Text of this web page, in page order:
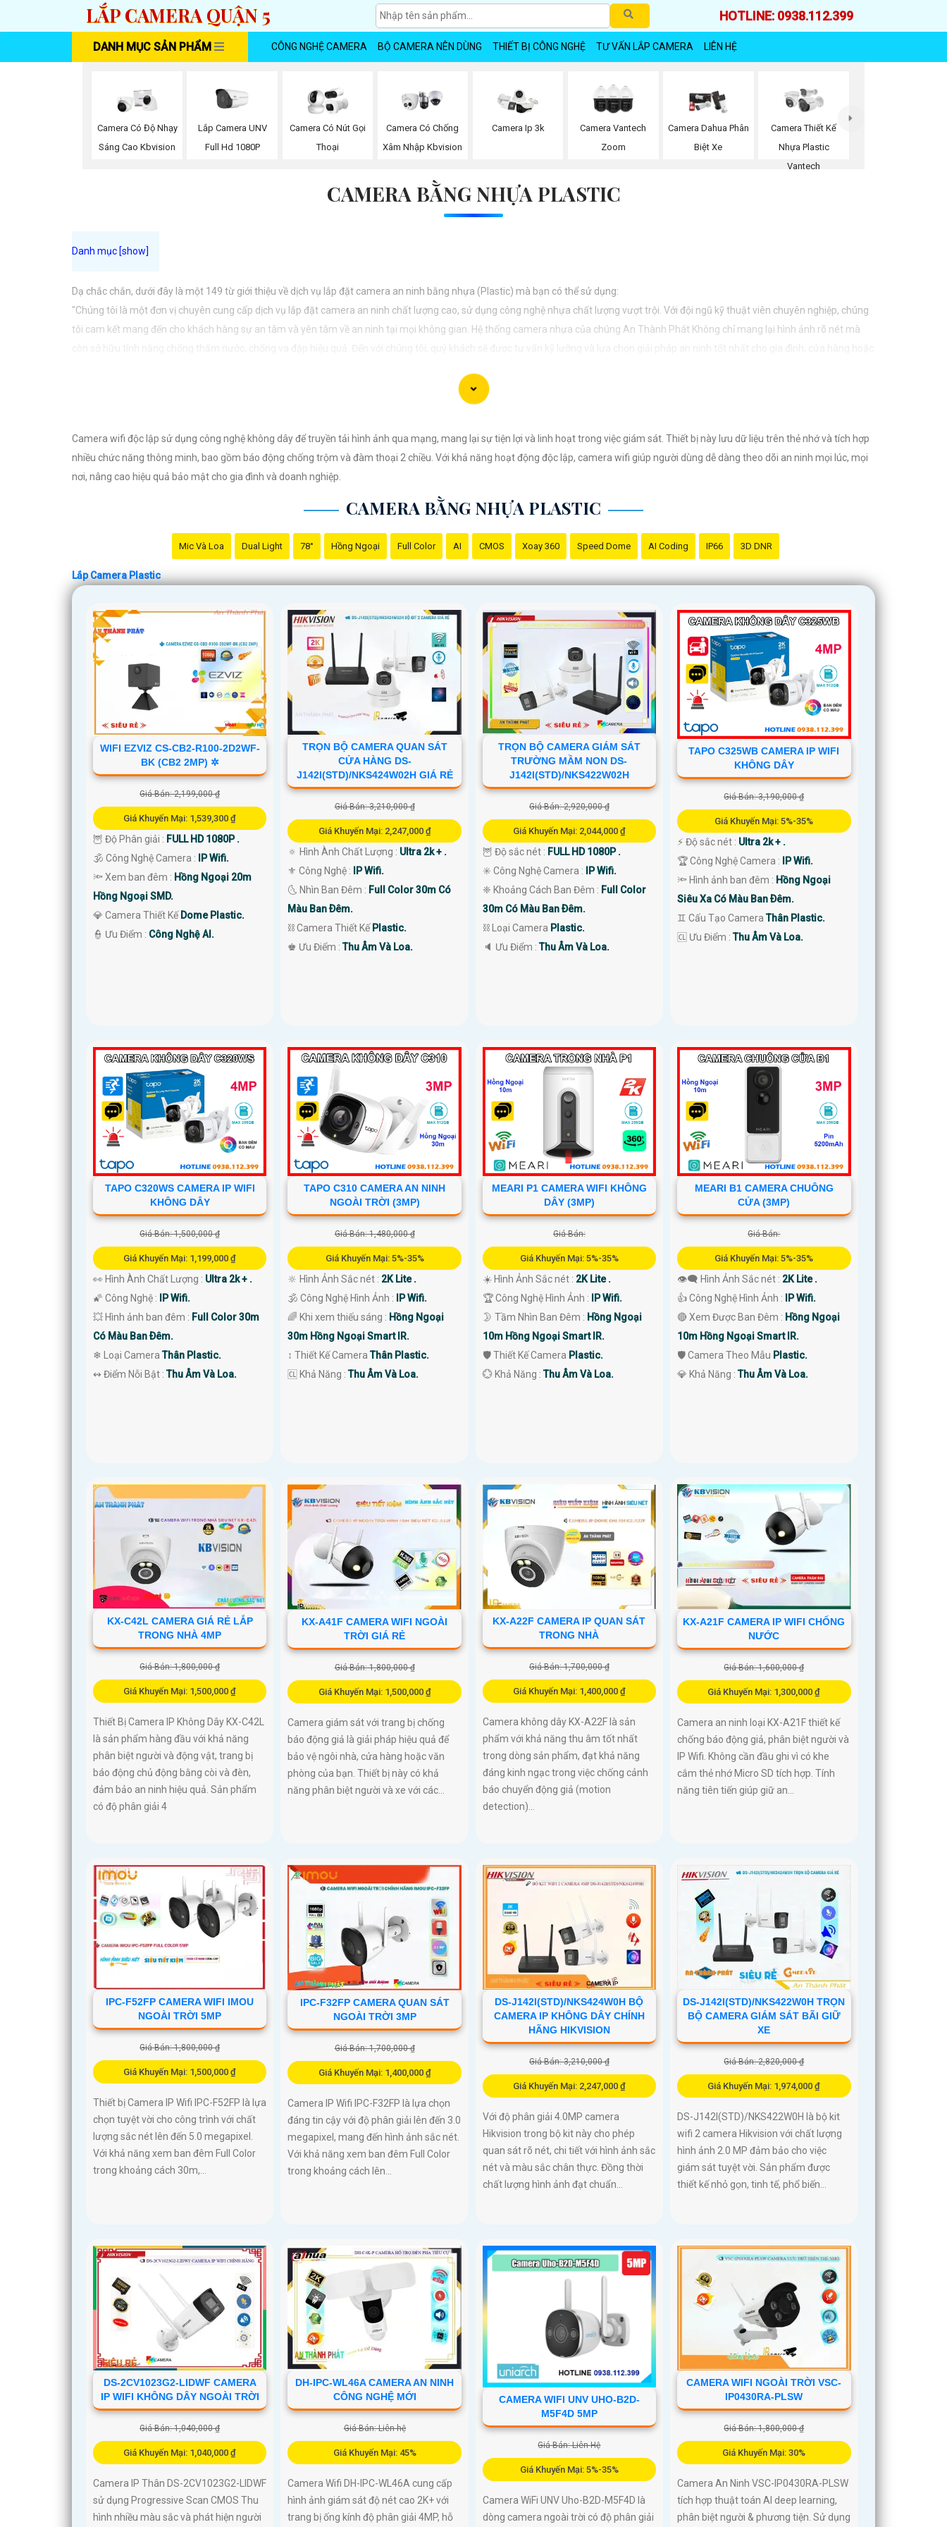
LẮP CAMERA QUẬN 5 HOTLINE: 0938.112.399
DANH MỤC SẢN PHẨM CÔNG NGHỆ CAMERA BỘ CAMERA NÊN DÙNG THIẾT BỊ CÔNG NGHỆ TƯ VẤN LẮP CAMERA LIÊN HỆ
Camera Có Độ Nhạy
Sáng Cao Kbvision
Lắp Camera UNV
Full Hd 1080P
Camera Có Nút Gọi
Thoại
Camera Có Chống
Xâm Nhập Kbvision
Camera Ip 3k
Camera Vantech
Zoom
Camera Dahua Phân
Biệt Xe
Camera Thiết Kế
Nhựa Plastic
Vantech
CAMERA BẰNG NHỰA PLASTIC
Dạ chắc chắn, dưới đây là một 149 từ giới thiệu về dịch vụ lắp đặt camera an ninh bằng nhựa (Plastic) mà bạn có thể sử dụng:
"Chúng tôi là một đơn vị chuyên cung cấp dịch vụ lắp đặt camera an ninh chất lượng cao, sử dụng công nghệ nhựa chất lượng vượt trội. Với đội ngũ kỹ thuật viên chuyên nghiệp, chúng
tôi cam kết mang đến cho khách hàng sự an tâm và yên tâm về an ninh tại mọi không gian. Hệ thống camera nhựa của chúng An Thành Phát Không chỉ mang lại hình ảnh rõ nét mà
còn sở hữu tính năng chống thấm nước, chống va đập hiệu quả. Đến với chúng tôi, quý khách sẽ được tư vấn kỹ lưỡng và lựa chọn giải pháp an ninh tốt nhất cho gia đình, cửa hàng hoặc
Camera wifi độc lập sử dụng công nghệ không dây để truyền tải hình ảnh qua mạng, mang lại sự tiện lợi và linh hoạt trong việc giám sát. Thiết bị này lưu dữ liệu trên thẻ nhớ và tích hợp
nhiều chức năng thông minh, bao gồm báo động chống trộm và đàm thoại 2 chiều. Với khả năng hoạt động độc lập, camera wifi giúp người dùng dễ dàng theo dõi an ninh mọi lúc, mọi
nơi, nâng cao hiệu quả bảo mật cho gia đình và doanh nghiệp.
CAMERA BẰNG NHỰA PLASTIC
Mic Và Loa Dual Light 78° Hồng Ngoại Full Color AI CMOS Xoay 360 Speed Dome AI Coding IP66 3D DNR
Lắp Camera Plastic
WIFI EZVIZ CS-CB2-R100-2D2WF-
BK (CB2 2MP) ✲
Giá Bán: 2,199,000 ₫
Giá Khuyến Mại: 1,539,300 ₫
🦉 Độ Phân giải : FULL HD 1080P .
🕉️ Công Nghệ Camera :
IP Wifi.
🔦 Xem ban đêm : Hồng Ngoại 20m
Hồng Ngoại SMD.
💎 Camera Thiết Kế Dome Plastic.
️👮 Ưu Điểm : Công Nghệ AI.
TRỌN BỘ CAMERA QUAN SÁT
CỬA HÀNG DS-
J142I(STD)/NKS424W02H GIÁ RẺ
Giá Bán: 3,210,000 ₫
Giá Khuyến Mại: 2,247,000 ₫
🔅 Hình Ành Chất Lượng : Ultra 2k + .
⚜️ Công Nghệ :
IP Wifi.
🌜 Nhìn Ban Đêm : Full Color 30m Có
Màu Ban Ðêm.
⛓ Camera Thiết Kế Plastic.
️♚ Ưu Điểm :Thu Âm Và Loa.
TRỌN BỘ CAMERA GIÁM SÁT
TRƯỜNG MẦM NON DS-
J142I(STD)/NKS422W02H
Giá Bán: 2,920,000 ₫
Giá Khuyến Mại: 2,044,000 ₫
🦉 Độ sắc nét : FULL HD 1080P .
✳️ Công Nghệ Camera :
IP Wifi.
❈ Khoảng Cách Ban Đêm : Full Color
30m Có Màu Ban Ðêm.
⛓ Loại Camera Plastic.
️🔈 Ưu Điểm :Thu Âm Và Loa.
TAPO C325WB CAMERA IP WIFI
KHÔNG DÂY
Giá Bán: 3,190,000 ₫
Giá Khuyến Mại: 5%-35%
️⚡ Độ sắc nét : Ultra 2k + .
🏆 Công Nghệ Camera :
IP Wifi.
🔦 Hình ảnh ban đêm : Hồng Ngoại
Siêu Xa Có Màu Ban Ðêm.
♊ Cấu Tạo CameraThân Plastic.
️🆑 Ưu Điểm :Thu Âm Và Loa.
TAPO C320WS CAMERA IP WIFI
KHÔNG DÂY
Giá Bán: 1,500,000 ₫
Giá Khuyến Mại: 1,199,000 ₫
👀 Hình Ành Chất Lượng : Ultra 2k + .
🌠 Công Nghệ :
IP Wifi.
💥 Hình ảnh ban đêm : Full Color 30m
Có Màu Ban Ðêm.
❄ Loại CameraThân Plastic.
️↭ Điểm Nỗi Bật :Thu Âm Và Loa.
TAPO C310 CAMERA AN NINH
NGOÀI TRỜI (3MP)
Giá Bán: 1,480,000 ₫
Giá Khuyến Mại: 5%-35%
🔆 Hình Ảnh Sắc nét : 2K Lite .
🕉️ Công Nghệ Hình Ảnh :
IP Wifi.
🌈 Khi xem thiếu sáng : Hồng Ngoại
30m Hồng Ngoại Smart IR.
↕️ Thiết Kế CameraThân Plastic.
️🆑 Khả Năng :Thu Âm Và Loa.
MEARI P1 CAMERA WIFI KHÔNG
DÂY (3MP)
Giá Bán:
Giá Khuyến Mại: 5%-35%
☀️ Hình Ảnh Sắc nét : 2K Lite .
🏆 Công Nghệ Hình Ảnh :
IP Wifi.
🌛 Tầm Nhìn Ban Đêm : Hồng Ngoại
10m Hồng Ngoại Smart IR.
🛡 Thiết Kế Camera Plastic.
️💮 Khả Năng :Thu Âm Và Loa.
MEARI B1 CAMERA CHUÔNG
CỬA (3MP)
Giá Bán:
Giá Khuyến Mại: 5%-35%
👁️‍🗨 Hình Ảnh Sắc nét : 2K Lite .
👍 Công Nghệ Hình Ảnh :
IP Wifi.
🔴 Xem Được Ban Đêm : Hồng Ngoại
10m Hồng Ngoại Smart IR.
🛡 Camera Theo Mẫu Plastic.
️💎 Khả Năng :Thu Âm Và Loa.
KX-C42L CAMERA GIÁ RẺ LẮP
TRONG NHÀ 4MP
Giá Bán: 1,800,000 ₫
Giá Khuyến Mại: 1,500,000 ₫
Thiết Bị Camera IP Không Dây KX-C42L
là sản phẩm hàng đầu với khả năng
phân biệt người và động vật, trang bị
báo động chủ động bằng còi và đèn,
đảm bảo an ninh hiệu quả. Sản phẩm
có độ phân giải 4
KX-A41F CAMERA WIFI NGOÀI
TRỜI GIÁ RẺ
Giá Bán: 1,800,000 ₫
Giá Khuyến Mại: 1,500,000 ₫
Camera giám sát với trang bị chống
báo động giả là giải pháp hiệu quả để
bảo vệ ngôi nhà, cửa hàng hoặc văn
phòng của bạn. Thiết bị này có khả
năng phân biệt người và xe với các...
KX-A22F CAMERA IP QUAN SÁT
TRONG NHÀ
Giá Bán: 1,700,000 ₫
Giá Khuyến Mại: 1,400,000 ₫
Camera không dây KX-A22F là sản
phẩm với khả năng thu âm tốt nhất
trong dòng sản phẩm, đạt khả năng
đáng kinh ngạc trong việc chống cảnh
báo chuyển động giả (motion
detection)...
KX-A21F CAMERA IP WIFI CHỐNG
NƯỚC
Giá Bán: 1,600,000 ₫
Giá Khuyến Mại: 1,300,000 ₫
Camera an ninh loại KX-A21F thiết kế
chống báo động giả, phân biệt người và
IP Wifi. Không cần đầu ghi vì có khe
cắm thẻ nhớ Micro SD tích hợp. Tính
năng tiên tiến giúp giữ an...
IPC-F52FP CAMERA WIFI IMOU
NGOÀI TRỜI 5MP
Giá Bán: 1,800,000 ₫
Giá Khuyến Mại: 1,500,000 ₫
Thiết bị Camera IP Wifi IPC-F52FP là lựa
chọn tuyệt vời cho công trình với chất
lượng sắc nét lên đến 5.0 megapixel.
Với khả năng xem ban đêm Full Color
trong khoảng cách 30m,...
IPC-F32FP CAMERA QUAN SÁT
NGOÀI TRỜI 3MP
Giá Bán: 1,700,000 ₫
Giá Khuyến Mại: 1,400,000 ₫
Camera IP Wifi IPC-F32FP là lựa chọn
đáng tin cậy với độ phân giải lên đến 3.0
megapixel, mang đến hình ảnh sắc nét.
Với khả năng xem ban đêm Full Color
trong khoảng cách lên...
DS-J142I(STD)/NKS424W0H BỘ
CAMERA IP KHÔNG DÂY CHÍNH
HÃNG HIKVISION
Giá Bán: 3,210,000 ₫
Giá Khuyến Mại: 2,247,000 ₫
Với độ phân giải 4.0MP camera
Hikvision trong bộ kit này cho phép
quan sát rõ nét, chi tiết với hình ảnh sắc
nét và màu sắc chân thực. Đồng thời
chất lượng hình ảnh đạt chuẩn...
DS-J142I(STD)/NKS422W0H TRỌN
BỘ CAMERA GIÁM SÁT BÃI GIỮ
XE
Giá Bán: 2,820,000 ₫
Giá Khuyến Mại: 1,974,000 ₫
DS-J142I(STD)/NKS422W0H là bộ kit
wifi 2 camera Hikvision với chất lượng
hình ảnh 2.0 MP đảm bảo cho việc
giám sát tuyệt vời. Sản phẩm được
thiết kế nhỏ gọn, tinh tế, phổ biến...
DS-2CV1023G2-LIDWF CAMERA
IP WIFI KHÔNG DÂY NGOÀI TRỜI
Giá Bán: 1,040,000 ₫
Giá Khuyến Mại: 1,040,000 ₫
Camera IP Thân DS-2CV1023G2-LIDWF
sử dụng Progressive Scan CMOS Thu
hình nhiều màu sắc và phát hiện người
DH-IPC-WL46A CAMERA AN NINH
CÔNG NGHỆ MỚI
Giá Bán: Liên hệ
Giá Khuyến Mại: 45%
Camera Wifi DH-IPC-WL46A cung cấp
hình ảnh giám sát độ nét cao 2K+ với
trang bị ống kính độ phân giải 4MP, hỗ
CAMERA WIFI UNV UHO-B2D-
M5F4D 5MP
Giá Bán: Liên Hệ
Giá Khuyến Mại: 5%-35%
Camera WiFi UNV Uho-B2D-M5F4D là
dòng camera ngoài trời có độ phân giải
CAMERA WIFI NGOÀI TRỜI VSC-
IP0430RA-PLSW
Giá Bán: 1,800,000 ₫
Giá Khuyến Mại: 30%
Camera An Ninh VSC-IP0430RA-PLSW
tích hợp thuật toán AI deep learning,
phân biệt người & phương tiện. Sử dụng